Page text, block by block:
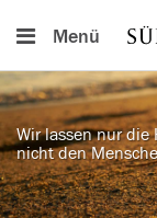
Menü
Wir lassen nur die
nicht den